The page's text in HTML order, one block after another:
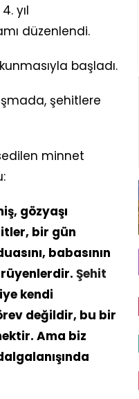
yıl
düzenlendi.
başladı.
şehitlere
minnet
gözyaşı
bir gün
babasının
Şehit
kendi
değildir, bu bir
Ama biz